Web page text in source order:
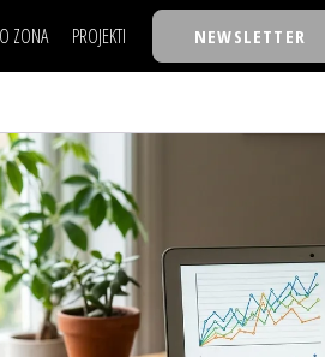
ZONA PROJEKTI
TASTY TALKS
30 ISPOD 30
BACK TO OFFICE/SCHOOL
BIZBENDOVI
BIZKOLEGIJUM
NEWSLETTER
NAJKOLEGA
30 ISPOD 30
BACK TO OFFICE/SCHOOL
BIZBENDOVI
BIZKOLEGIJUM
BMW BIZNIS LIGA
BIZLIFE WEEK